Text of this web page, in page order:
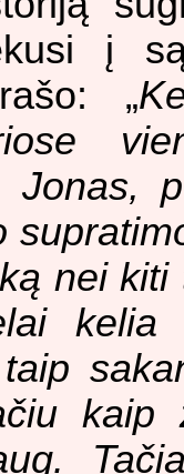
į
„
Jonas,
nei